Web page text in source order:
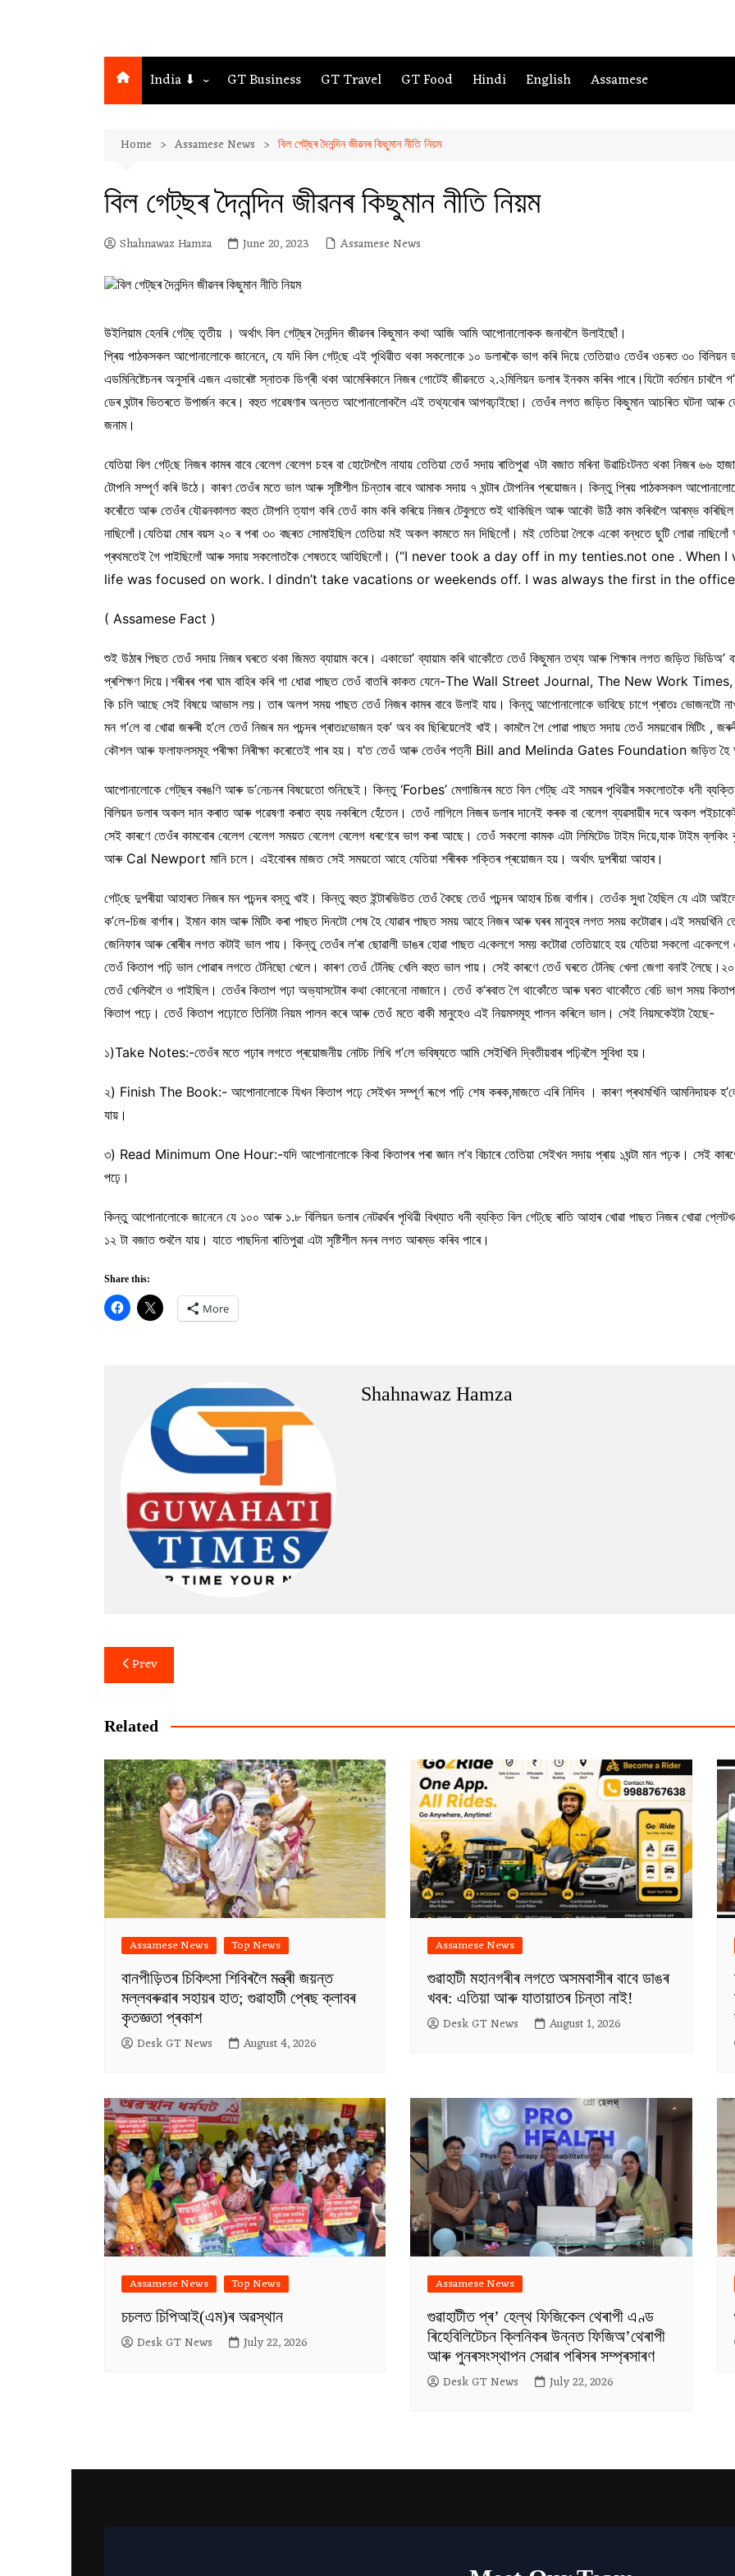
India ⬇
Guwahati
GT Business GT Travel GT Food Hindi English Assamese
Home Assamese News বিল গেট্‌ছৰ দৈনন্দিন জীৱনৰ কিছুমান নীতি নিয়ম
বিল গেট্‌ছৰ দৈনন্দিন জীৱনৰ কিছুমান নীতি নিয়ম
Shahnawaz Hamza June 20, 2023 Assamese News
উইলিয়াম হেনৰি গেট্‌ছ তৃতীয় । অৰ্থাৎ বিল গেট্‌ছৰ দৈনন্দিন জীৱনৰ কিছুমান কথা আজি আমি আপোনালোকক জনাবলৈ উলাইছোঁ।
প্ৰিয় পাঠকসকল আপোনালোকে জানেনে, যে যদি বিল গেট্‌ছে এই পৃথিৱীত থকা সকলোকে ১০ ডলাৰকৈ ভাগ কৰি দিয়ে তেতিয়াও তেওঁৰ ওচৰত ৩০ বিলিয়ন
এডমিনিষ্টেচনৰ অনুসৰি এজন এভাৰেষ্ট স্নাতক ডিগ্ৰী থকা আমেৰিকানে নিজৰ গোটেই জীৱনতে ২.২মিলিয়ন ডলাৰ ইনকম কৰিব পাৰে।যিটো বৰ্তমান
ডেৰ ঘন্টাৰ ভিতৰতে উপাৰ্জন কৰে। বহুত গৱেষণাৰ অন্তত আপোনালোকলৈ এই তথ্যবোৰ আগবঢ়াইছো। তেওঁৰ লগত জড়িত কিছুমান আচৰিত ঘটনা আৰু
জনাম।
যেতিয়া বিল গেট্‌ছে নিজৰ কামৰ বাবে বেলেগ বেলেগ চহৰ বা হোটেললৈ নাযায় তেতিয়া তেওঁ সদায় ৰাতিপুৱা ৭টা বজাত মৰিনা উৱাচিংটনত থকা নিজৰ ৬৬
টোপনি সম্পূৰ্ণ কৰি উঠে। কাৰণ তেওঁৰ মতে ভাল আৰু সৃষ্টিশীল চিন্তাৰ বাবে আমাক সদায় ৭ ঘন্টাৰ টোপনিৰ প্ৰয়োজন। কিন্তু প্ৰিয় পাঠকসকল
কৰোঁতে আৰু তেওঁৰ যৌৱনকালত বহুত টোপনি ত্যাগ কৰি তেওঁ কাম কৰি কৰিয়ে নিজৰ টেবুলতে শুই থাকিছিল আৰু আকৌ উঠি কাম কৰিবলৈ আৰম্ভ
নাছিলোঁ।যেতিয়া মোৰ বয়স ২০ ৰ পৰা ৩০ বছৰত সোমাইছিল তেতিয়া মই অকল কামতে মন দিছিলোঁ। মই তেতিয়া লৈকে একো বন্ধতে ছুটি লোৱা
প্ৰথমতেই গৈ পাইছিলোঁ আৰু সদায় সকলোতকৈ শেষতহে আহিছিলোঁ। (“I never took a day off in my tenties.not one .
life was focused on work. I dindn’t take vacations or weekends off. I was always the first in the
( Assamese Fact )
শুই উঠাৰ পিছত তেওঁ সদায় নিজৰ ঘৰতে থকা জিমত ব্যায়াম কৰে। একাডো’ ব্যায়াম কৰি থাকোঁতে তেওঁ কিছুমান তথ্য আৰু শিক্ষাৰ লগত জড়িত
প্ৰশিক্ষণ দিয়ে।শৰীৰৰ পৰা ঘাম বাহিৰ কৰি গা ধোৱা পাছত তেওঁ বাতৰি কাকত যেনে-The Wall Street Journal, The New Work
কি চলি আছে সেই বিষয়ে আভাস লয়। তাৰ অলপ সময় পাছত তেওঁ নিজৰ কামৰ বাবে উলাই যায়। কিন্তু আপোনালোকে ভাবিছে চাগে প্ৰাতঃ ভোজনটো
মন গ’লে বা খোৱা জৰুৰী হ’লে তেওঁ নিজৰ মন পচন্দৰ প্ৰাতঃভোজন হক’ অব বব ছিৰিয়েলেই খাই। কামলৈ গৈ পোৱা পাছত সদায় তেওঁ সময়বোৰ মিটিং ,
কৌশল আৰু ফলাফলসমূহ পৰীক্ষা নিৰীক্ষা কৰোতেই পাৰ হয়। য’ত তেওঁ আৰু তেওঁৰ পত্নী Bill and Melinda Gates Foundation জড়িত
আপোনালোকে গেট্‌ছৰ বৰঙণি আৰু ড’নেচনৰ বিষয়েতো শুনিছেই। কিন্তু ‘Forbes’ মেগাজিনৰ মতে বিল গেট্‌ছ এই সময়ৰ পৃথিৱীৰ সকলোতকৈ ধনী
বিলিয়ন ডলাৰ অকল দান কৰাত আৰু গৱেষণা কৰাত ব্যয় নকৰিলে হেঁতেন। তেওঁ লাগিলে নিজৰ ডলাৰ দানেই কৰক বা বেলেগ ব্যৱসায়ীৰ দৰে অকল
সেই কাৰণে তেওঁৰ কামবোৰ বেলেগ বেলেগ সময়ত বেলেগ বেলেগ ধৰণেৰে ভাগ কৰা আছে। তেওঁ সকলো কামক এটা লিমিটেড টাইম দিয়ে,যাক টাইম
আৰু Cal Newport মানি চলে। এইবোৰৰ মাজত সেই সময়তো আহে যেতিয়া শৰীৰক শক্তিৰ প্ৰয়োজন হয়। অৰ্থাৎ দুপৰীয়া আহাৰ।
গেট্‌ছে দুপৰীয়া আহাৰত নিজৰ মন পচন্দৰ বস্তু খাই। কিন্তু বহুত ইন্টাৰভিউত তেওঁ কৈছে তেওঁ পচন্দৰ আহাৰ চিজ বাৰ্গাৰ। তেওঁক সুধা হৈছিল যে এটা
ক’লে-চিজ বাৰ্গাৰ। ইমান কাম আৰু মিটিং কৰা পাছত দিনটো শেষ হৈ যোৱাৰ পাছত সময় আহে নিজৰ আৰু ঘৰৰ মানুহৰ লগত সময় কটোৱাৰ।এই সময়খিনি
জেনিফাৰ আৰু ৰোৰীৰ লগত কটাই ভাল পায়। কিন্তু তেওঁৰ ল’ৰা ছোৱালী ডাঙৰ হোৱা পাছত এ‌কেলগে সময় কটোৱা তেতিয়াহে হয় যেতিয়া সকলো
তেওঁ কিতাপ পঢ়ি ভাল পোৱাৰ লগতে টেনিছো খেলে। কাৰণ তেওঁ টেনিছ খেলি বহুত ভাল পায়। সেই কাৰণে তেওঁ ঘৰতে টেনিছ খেলা জেগা বনাই
তেওঁ খেলিবলৈ ও পাইছিল। তেওঁৰ কিতাপ পঢ়া অভ্যাসটোৰ কথা কোনেনো নাজানে। তেওঁ ক’ৰবাত গৈ থাকোঁতে আৰু ঘৰত থাকোঁতে বেচি ভাগ সময়
কিতাপ পঢ়ে। তেওঁ কিতাপ পঢ়োতে তিনিটা নিয়ম পালন কৰে আৰু তেওঁ মতে বাকী মানুহেও এই নিয়মসমূহ পালন কৰিলে ভাল। সেই নিয়মকেইটা হৈছে-
১)Take Notes:-তেওঁৰ মতে পঢ়াৰ লগতে প্ৰয়োজনীয় নোটচ লিখি গ’লে ভবিষ্যতে আমি সেইখিনি দ্বিতীয়বাৰ পঢ়িবলৈ সুবিধা হয়।
২) Finish The Book:- আপোনালোকে যিখন কিতাপ পঢ়ে সেইখন সম্পূৰ্ণ ৰূপে পঢ়ি শেষ কৰক,মাজতে এৰি নিদিব । কাৰণ প্ৰথমখিনি আমনিদায়ক
যায়।
৩) Read Minimum One Hour:-যদি আপোনালোকে কিবা কিতাপৰ পৰা জ্ঞান ল’ব বিচাৰে তেতিয়া সেইখন সদায় প্ৰায় ১ঘন্টা মান পঢ়ক। সেই কাৰণে
পঢ়ে।
কিন্তু আপোনালোকে জানেনে যে ১০০ আৰু ১.৮ বিলিয়ন ডলাৰ নেটৱৰ্থৰ পৃথিৱী বিখ্যাত ধনী ব্যক্তি বিল গেট্‌ছে ৰাতি আহাৰ খোৱা পাছত নিজৰ খোৱা
১২ টা বজাত শুবলৈ যায়। যাতে পাছদিনা ৰাতিপুৱা এটা সৃষ্টিশীল মনৰ লগত আৰম্ভ কৰিব পাৰে।
Share this:
More
Shahnawaz Hamza
Post
navigation
Prev
Related
Assamese News Top News
বানপীড়িতৰ চিকিৎসা শিবিৰলৈ মন্ত্ৰী জয়ন্ত
মল্লবৰুৱাৰ সহায়ৰ হাত; গুৱাহাটী প্ৰেছ ক্লাবৰ
কৃতজ্ঞতা প্ৰকাশ
Desk GT News August 4, 2026
Assamese News
গুৱাহাটী মহানগৰীৰ লগতে অসমবাসীৰ বাবে ডাঙৰ
খবৰ: এতিয়া আৰু যাতায়াতৰ চিন্তা নাই!
Desk GT News August 1, 2026
Assamese News Top News
চচলত চিপিআই(এম)ৰ অৱস্থান
Desk GT News July 22, 2026
Assamese News
গুৱাহাটীত প্ৰ’ হেল্থ ফিজিকেল থেৰাপী এণ্ড
ৰিহেবিলিটেচন ক্লিনিকৰ উন্নত ফিজিঅ’থেৰাপী
আৰু পুনৰসংস্থাপন সেৱাৰ পৰিসৰ সম্প্ৰসাৰণ
Desk GT News July 22, 2026